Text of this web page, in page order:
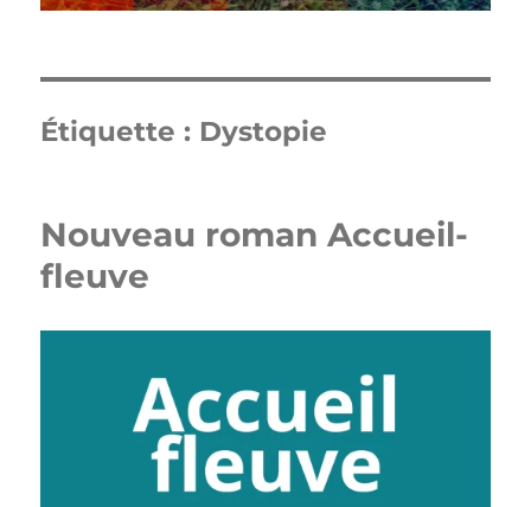
Étiquette : Dystopie
Nouveau roman Accueil-
fleuve